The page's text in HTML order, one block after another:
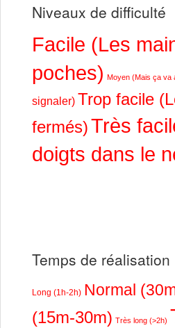
Niveaux de difficulté
Facile (Les
poches) Moyen (Mais ça va
signaler) Trop facile
fermés)Très
doigts dans le
Temps de réalisation
Long (1h-2h) Normal
(15m-30m) Très long (>2h)